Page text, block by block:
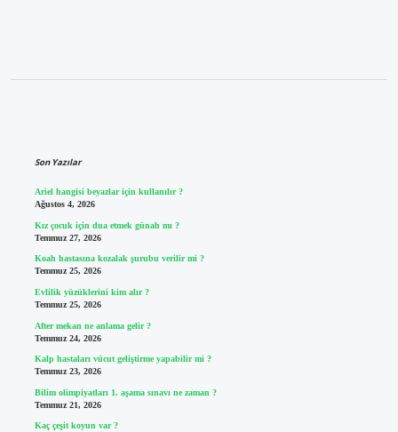
Son Yazılar
Ariel hangisi beyazlar için kullanılır ?
Ağustos 4, 2026
Kız çocuk için dua etmek günah mı ?
Temmuz 27, 2026
Koah hastasına kozalak şurubu verilir mi ?
Temmuz 25, 2026
Evlilik yüzüklerini kim alır ?
Temmuz 25, 2026
After mekan ne anlama gelir ?
Temmuz 24, 2026
Kalp hastaları vücut geliştirme yapabilir mi ?
Temmuz 23, 2026
Bilim olimpiyatları 1. aşama sınavı ne zaman ?
Temmuz 21, 2026
Kaç çeşit koyun var ?